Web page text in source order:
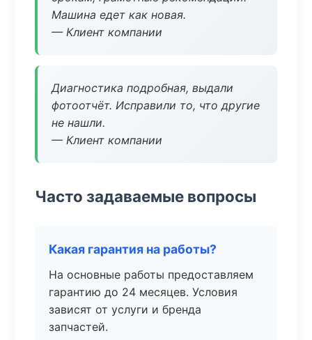
Машина едет как новая.
— Клиент компании
Диагностика подробная, выдали
фотоотчёт. Исправили то, что другие
не нашли.
— Клиент компании
Часто задаваемые вопросы
Какая гарантия на работы?
На основные работы предоставляем
гарантию до 24 месяцев. Условия
зависят от услуги и бренда
запчастей.